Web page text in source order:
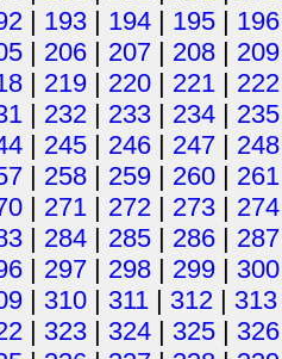
| 193 | 194 | 195 | 196
| 206 | 207 | 208 | 209
| 219 | 220 | 221 | 222
| 232 | 233 | 234 | 235
| 245 | 246 | 247 | 248
| 258 | 259 | 260 | 261
| 271 | 272 | 273 | 274
| 284 | 285 | 286 | 287
| 297 | 298 | 299 | 300
| 310 | 311 | 312 | 313
| 323 | 324 | 325 | 326